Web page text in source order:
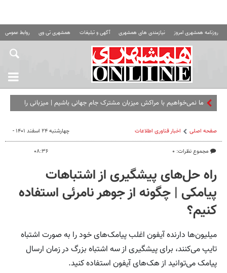
روزنامه همشهری امروز نیازمندی های همشهری آگهی و تبلیغات همشهری تی وی روابط عمومی
ما نمی‌خواهیم با مراکش میزبان مشترک جام جهانی باشیم |‌ میزبانی را
صفحه اصلی اخبار فناوری اطلاعات
مجموع نظرات: ۰
چهارشنبه ۲۴ اسفند ۱۴۰۱ -
۰۸:۳۶
راه حل‌های پیشگیری از اشتباهات
پیامکی | چگونه از جوهر نامرئی استفاده
کنیم؟
میلیون‌ها دارنده آیفون اغلب پیامک‌های خود را به صورت اشتباه
تایپ می‌کنند، برای پیشگیری از سه اشتباه بزرگ در زمان ارسال
پیامک می‌توانید از هک‌های آیفون استفاده کنید.